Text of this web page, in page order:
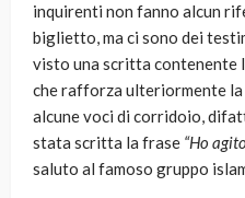
inquirenti non fanno alcun
biglietto, ma ci sono dei
visto una scritta contenente
che rafforza ulteriormente la
alcune voci di corridoio,
stata scritta la frase “Ho
saluto al famoso gruppo